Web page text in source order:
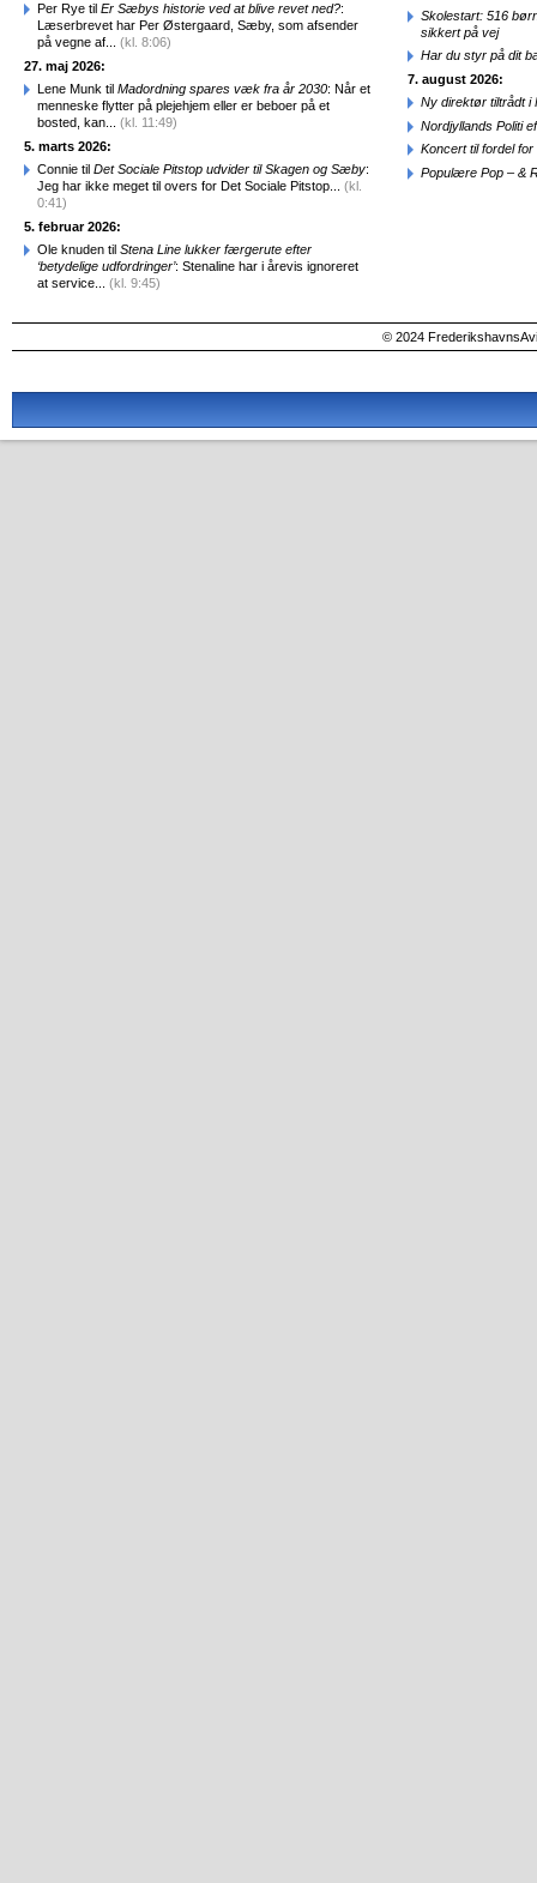
Per Rye til Er Sæbys historie ved at blive revet ned?:
Læserbrevet har Per Østergaard, Sæby, som afsender
på vegne af... (kl. 8:06)
27. maj 2026:
Lene Munk til Madordning spares væk fra år 2030: Når et
menneske flytter på plejehjem eller er beboer på et
bosted, kan... (kl. 11:49)
5. marts 2026:
Connie til Det Sociale Pitstop udvider til Skagen og Sæby:
Jeg har ikke meget til overs for Det Sociale Pitstop... (kl.
0:41)
5. februar 2026:
Ole knuden til Stena Line lukker færgerute efter
‘betydelige udfordringer’: Stenaline har i årevis ignoreret
at service... (kl. 9:45)
Skolestart: 516
sikkert på vej
Har du styr på dit
7. august 2026:
Ny direktør tiltrådt i
Nordjyllands Politi
Koncert til fordel
Populære Pop – &
© 2024